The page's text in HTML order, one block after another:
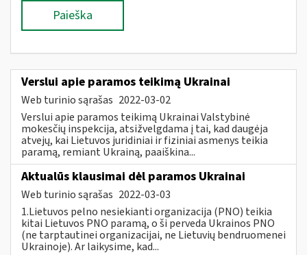
Paieška
Verslui apie paramos teikimą Ukrainai
Web turinio sąrašas 2022-03-02
Verslui apie paramos teikimą Ukrainai Valstybinė
mokesčių inspekcija, atsižvelgdama į tai, kad daugėja
atvejų, kai Lietuvos juridiniai ir fiziniai asmenys teikia
paramą, remiant Ukrainą, paaiškina...
Aktualūs klausimai dėl paramos Ukrainai
Web turinio sąrašas 2022-03-03
1.Lietuvos pelno nesiekianti organizacija (PNO) teikia
kitai Lietuvos PNO paramą, o ši perveda Ukrainos PNO
(ne tarptautinei organizacijai, ne Lietuvių bendruomenei
Ukrainoje). Ar laikysime, kad...